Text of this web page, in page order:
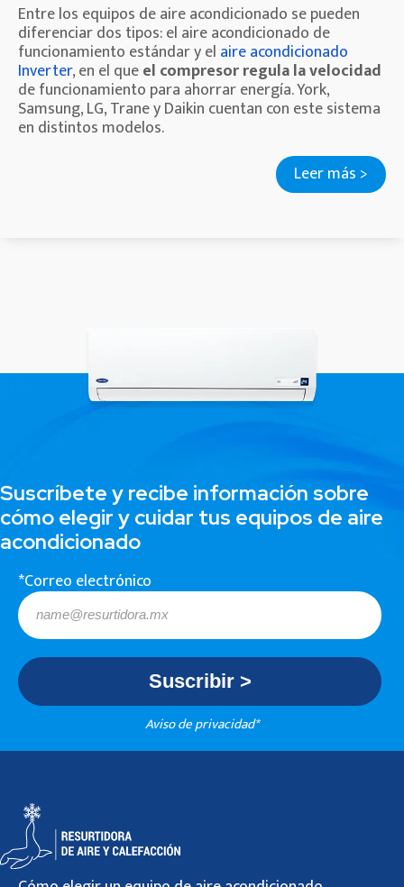
Entre los equipos de aire acondicionado se pueden
diferenciar dos tipos: el aire acondicionado de
funcionamiento estándar y el aire acondicionado
Inverter, en el queel compresor regula la velocidad
de funcionamiento para ahorrar energía. York,
Samsung, LG, Trane y Daikin cuentan con este sistema
en distintos modelos.
Leer más >
Suscríbete y recibe información sobre
cómo elegir y cuidar tus equipos de aire
acondicionado
*Correo electrónico
Aviso de privacidad*